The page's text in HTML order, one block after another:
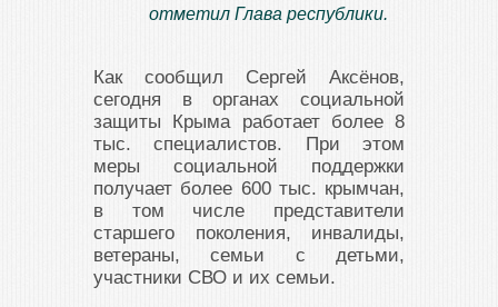
отметил Глава республики.
Как сообщил Сергей Аксёнов,
сегодня в органах социальной
защиты Крыма работает более 8
тыс. специалистов. При этом
меры социальной поддержки
получает более 600 тыс. крымчан,
в том числе представители
старшего поколения, инвалиды,
ветераны, семьи с детьми,
участники СВО и их семьи.